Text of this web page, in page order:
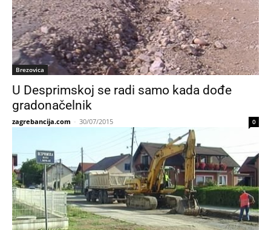
Brezovica
U Desprimskoj se radi samo kada dođe
gradonačelnik
zagrebancija.com - 30/07/2015 0